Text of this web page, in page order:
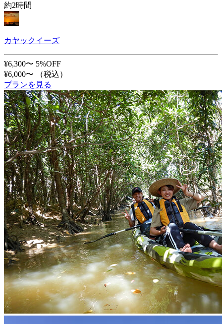
約2時間
カヤックイーズ
¥6,300〜 5%OFF
¥6,000〜
（税込）
プランを見る